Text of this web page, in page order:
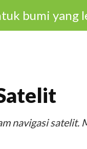
bumi yang
navigasi satelit.